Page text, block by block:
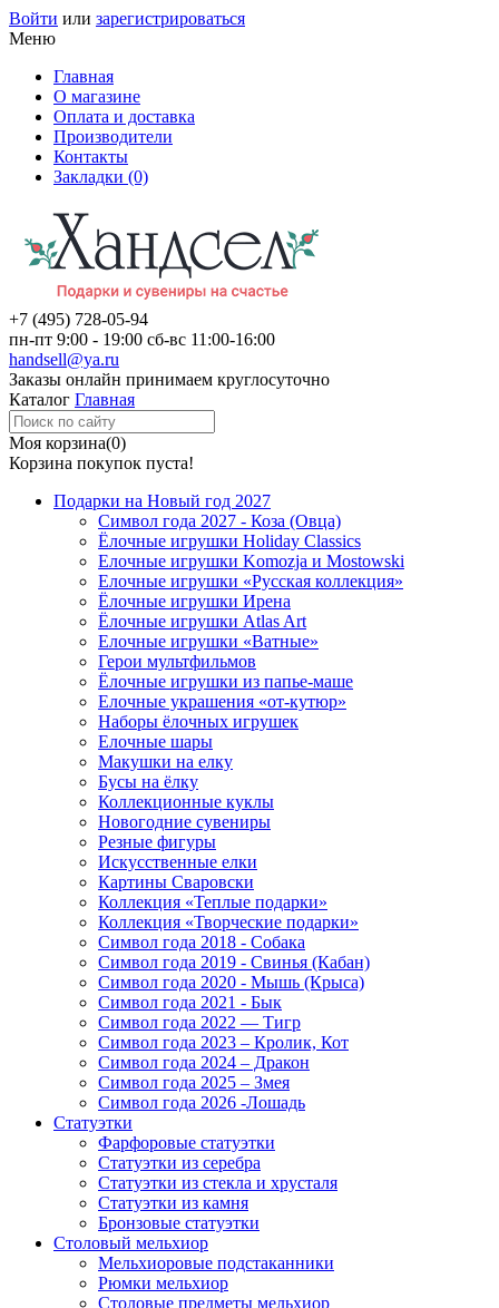
Войти или зарегистрироваться
Меню
Главная
О магазине
Оплата и доставка
Производители
Контакты
Закладки (0)
+7 (495) 728-05-94
пн-пт 9:00 - 19:00 сб-вс 11:00-16:00
handsell@ya.ru
Заказы онлайн принимаем круглосуточно
Каталог Главная
Моя корзина(0)
Корзина покупок пуста!
Подарки на Новый год 2027
Символ года 2027 - Коза (Овца)
Ёлочные игрушки Holiday Classics
Елочные игрушки Komozja и Mostowski
Елочные игрушки «Русская коллекция»
Ёлочные игрушки Ирена
Ёлочные игрушки Atlas Art
Елочные игрушки «Ватные»
Герои мультфильмов
Ёлочные игрушки из папье-маше
Елочные украшения «от-кутюр»
Наборы ёлочных игрушек
Елочные шары
Макушки на елку
Бусы на ёлку
Коллекционные куклы
Новогодние сувениры
Резные фигуры
Искусственные елки
Картины Сваровски
Коллекция «Теплые подарки»
Коллекция «Творческие подарки»
Символ года 2018 - Собака
Символ года 2019 - Свинья (Кабан)
Символ года 2020 - Мышь (Крыса)
Символ года 2021 - Бык
Символ года 2022 — Тигр
Символ года 2023 – Кролик, Кот
Символ года 2024 – Дракон
Символ года 2025 – Змея
Символ года 2026 -Лошадь
Статуэтки
Фарфоровые статуэтки
Статуэтки из серебра
Статуэтки из стекла и хрусталя
Статуэтки из камня
Бронзовые статуэтки
Столовый мельхиор
Мельхиоровые подстаканники
Рюмки мельхиор
Столовые предметы мельхиор